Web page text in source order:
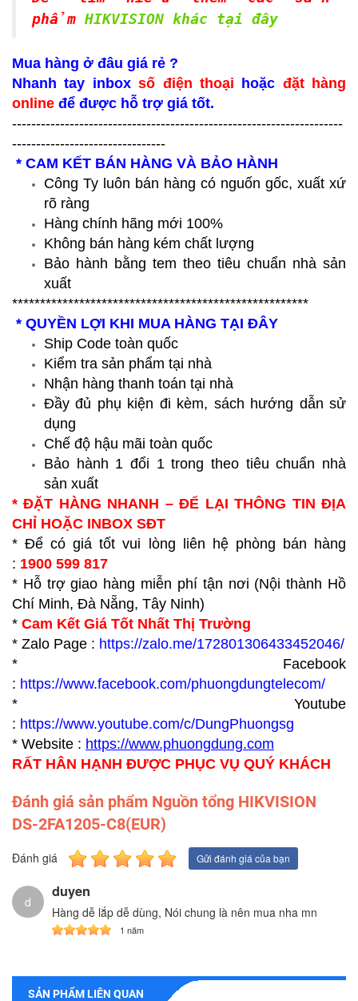
phẩm HIKVISION khác tại đây
Mua hàng ở đâu giá rẻ ?
Nhanh tay inboxsố điện thoại hoặc đặt hàng
online để được hỗ trợ giá tốt.
---------------------------------------------------------------------
--------------------------------
* CAM KẾT BÁN HÀNG VÀ BẢO HÀNH
Công Ty luôn bán hàng có nguốn gốc, xuất xứ
rõ ràng
Hàng chính hãng mới 100%
Không bán hàng kém chất lượng
Bảo hành bằng tem theo tiêu chuẩn nhà sản
xuất
*****************************************************
* QUYỀN LỢI KHI MUA HÀNG TẠI ĐÂY
Ship Code toàn quốc
Kiểm tra sản phẩm tại nhà
Nhận hàng thanh toán tại nhà
Đầy đủ phụ kiện đi kèm, sách hướng dẫn sử
dụng
Chế độ hậu mãi toàn quốc
Bảo hành 1 đổi 1 trong theo tiêu chuẩn nhà
sản xuất
* ĐẶT HÀNG NHANH – ĐỂ LẠI THÔNG TIN ĐỊA
CHỈ HOẶC INBOX SĐT
* Để có giá tốt vui lòng liên hệ phòng bán hàng
: 1900 599 817
* Hỗ trợ giao hàng miễn phí tận nơi (Nội thành Hồ
Chí Minh, Đà Nẵng, Tây Ninh)
* Cam Kết Giá Tốt Nhất Thị Trường
* Zalo Page : https://zalo.me/172801306433452046/
* Facebook
: https://www.facebook.com/phuongdungtelecom/
* Youtube
: https://www.youtube.com/c/DungPhuongsg
* Website : https://www.phuongdung.com
RẤT HÂN HẠNH ĐƯỢC PHỤC VỤ QUÝ KHÁCH
Đánh giá sản phẩm Nguồn tổng HIKVISION
DS-2FA1205-C8(EUR)
Đánh giá Gửi đánh giá của bạn
d
duyen
Hàng dễ lắp dễ dùng, Nói chung là nên mua nha mn
1 năm
SẢN PHẨM LIÊN QUAN